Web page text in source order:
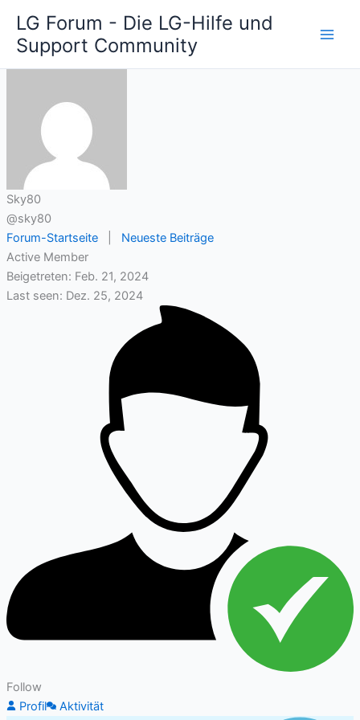
Inhalt
springen
LG Forum - Die LG-Hilfe und
Support Community
Sky80
@sky80
Forum-Startseite| Neueste Beiträge
Active Member
Beigetreten: Feb. 21, 2024
Last seen: Dez. 25, 2024
Follow
Profil
Aktivität